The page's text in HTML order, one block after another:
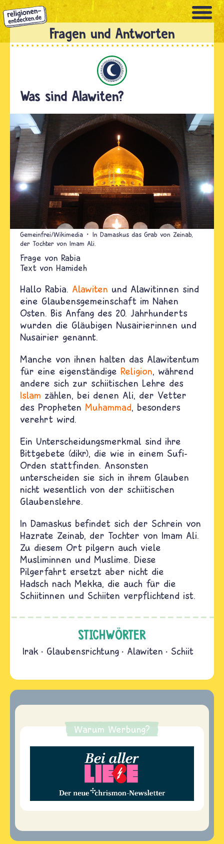
Direkt
zum
Inhalt
Was sind Alawiten?
Gemeinfrei/Wikimedia
In Damaskus das Grab von Zeinab,
der Tochter von Imam Ali.
Rabia
Text von Hamideh
Hallo Rabia. Alawiten und Alawitinnen sind
eine Glaubensgemeinschaft im Nahen
Osten. Bis Anfang des 20. Jahrhunderts
wurden die Gläubigen Nusairierinnen und
Nusairier genannt.
Manche von ihnen halten das Alawitentum
für eine eigenständige Religion, während
andere sich zur schiitischen Lehre des
Islam zählen, bei denen Ali, der Vetter
des Propheten Muhammad, besonders
verehrt wird.
Ein Unterscheidungsmerkmal sind ihre
Bittgebete (dikr), die wie in einem Sufi-
Orden stattfinden. Ansonsten
unterscheiden sie sich in ihrem Glauben
nicht wesentlich von der schiitischen
Glaubenslehre.
In Damaskus befindet sich der Schrein von
Hazrate Zeinab, der Tochter von Imam Ali.
Zu diesem Ort pilgern auch viele
Musliminnen und Muslime. Diese
Pilgerfahrt ersetzt aber nicht die
Hadsch nach Mekka, die auch für die
Schiitinnen und Schiiten verpflichtend ist.
STICHWÖRTER
Irak Glaubensrichtung Alawiten Schiit
Warum Werbung?